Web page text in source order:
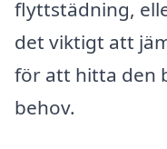
flyttstädning,
det viktigt att
för att hitta den
behov.